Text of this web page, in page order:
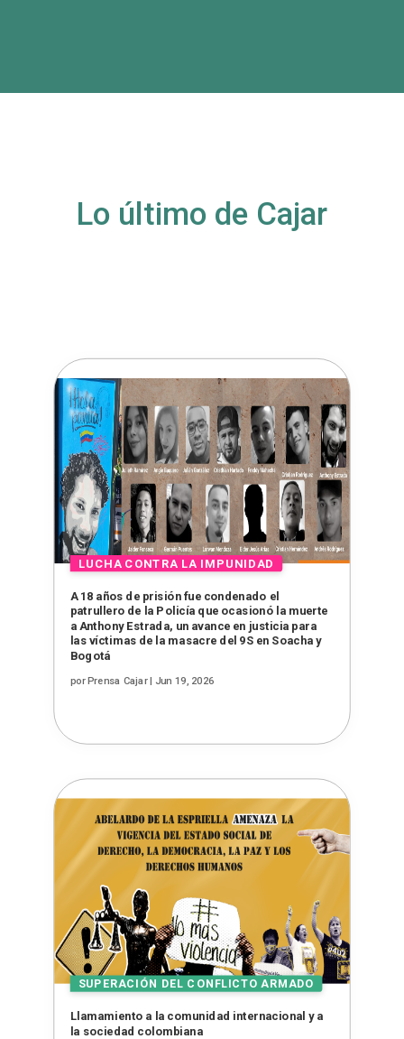
Lo último de Cajar
A 18 años de prisión fue condenado el
patrullero de la Policía que ocasionó la muerte
a Anthony Estrada, un avance en justicia para
las víctimas de la masacre del 9S en Soacha y
Bogotá
porPrensa Cajar| Jun 19, 2026
Llamamiento a la comunidad internacional y a
la sociedad colombiana